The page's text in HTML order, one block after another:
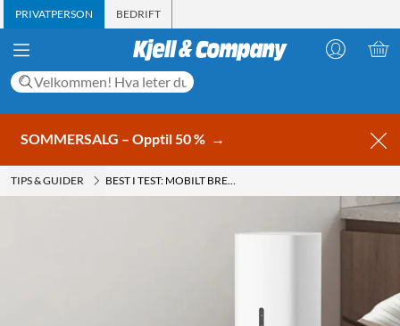
PRIVATPERSON BEDRIFT
SOMMERSALG – Opptil 50 % →
TIPS & GUIDER BEST I TEST: MOBILT BREDBÅNDSRUTER 2026